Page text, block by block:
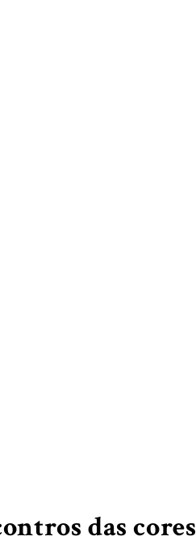
das cores